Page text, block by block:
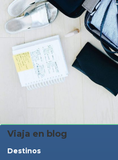
Viaja en blog
Destinos